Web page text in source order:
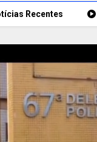
Recentes